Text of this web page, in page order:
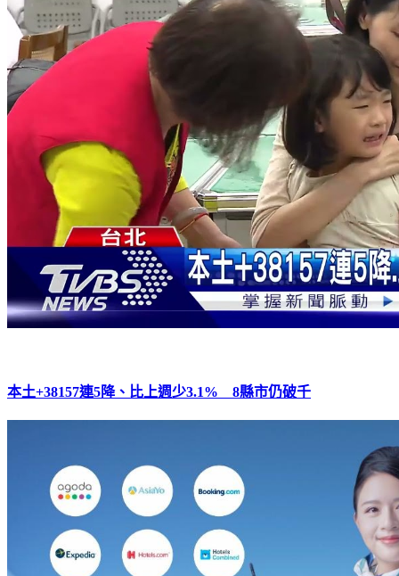
本土+38157連5降、比上週少3.1% 8縣市仍破千